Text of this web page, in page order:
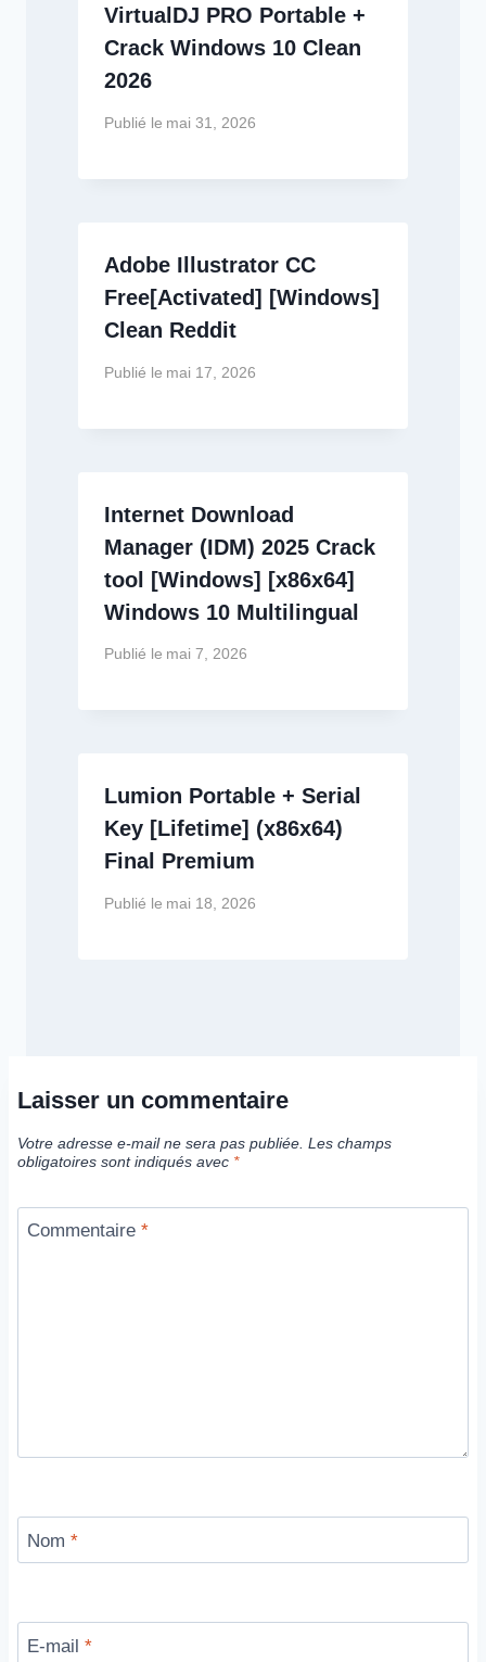
VirtualDJ PRO Portable +
Crack Windows 10 Clean
2026
Publié le mai 31, 2026
Adobe Illustrator CC
Free[Activated] [Windows]
Clean Reddit
Publié le mai 17, 2026
Internet Download
Manager (IDM) 2025 Crack
tool [Windows] [x86x64]
Windows 10 Multilingual
Publié le mai 7, 2026
Lumion Portable + Serial
Key [Lifetime] (x86x64)
Final Premium
Publié le mai 18, 2026
Laisser un commentaire
Votre adresse e-mail ne sera pas publiée. Les champs
obligatoires sont indiqués avec *
Commentaire *
Nom *
E-mail *